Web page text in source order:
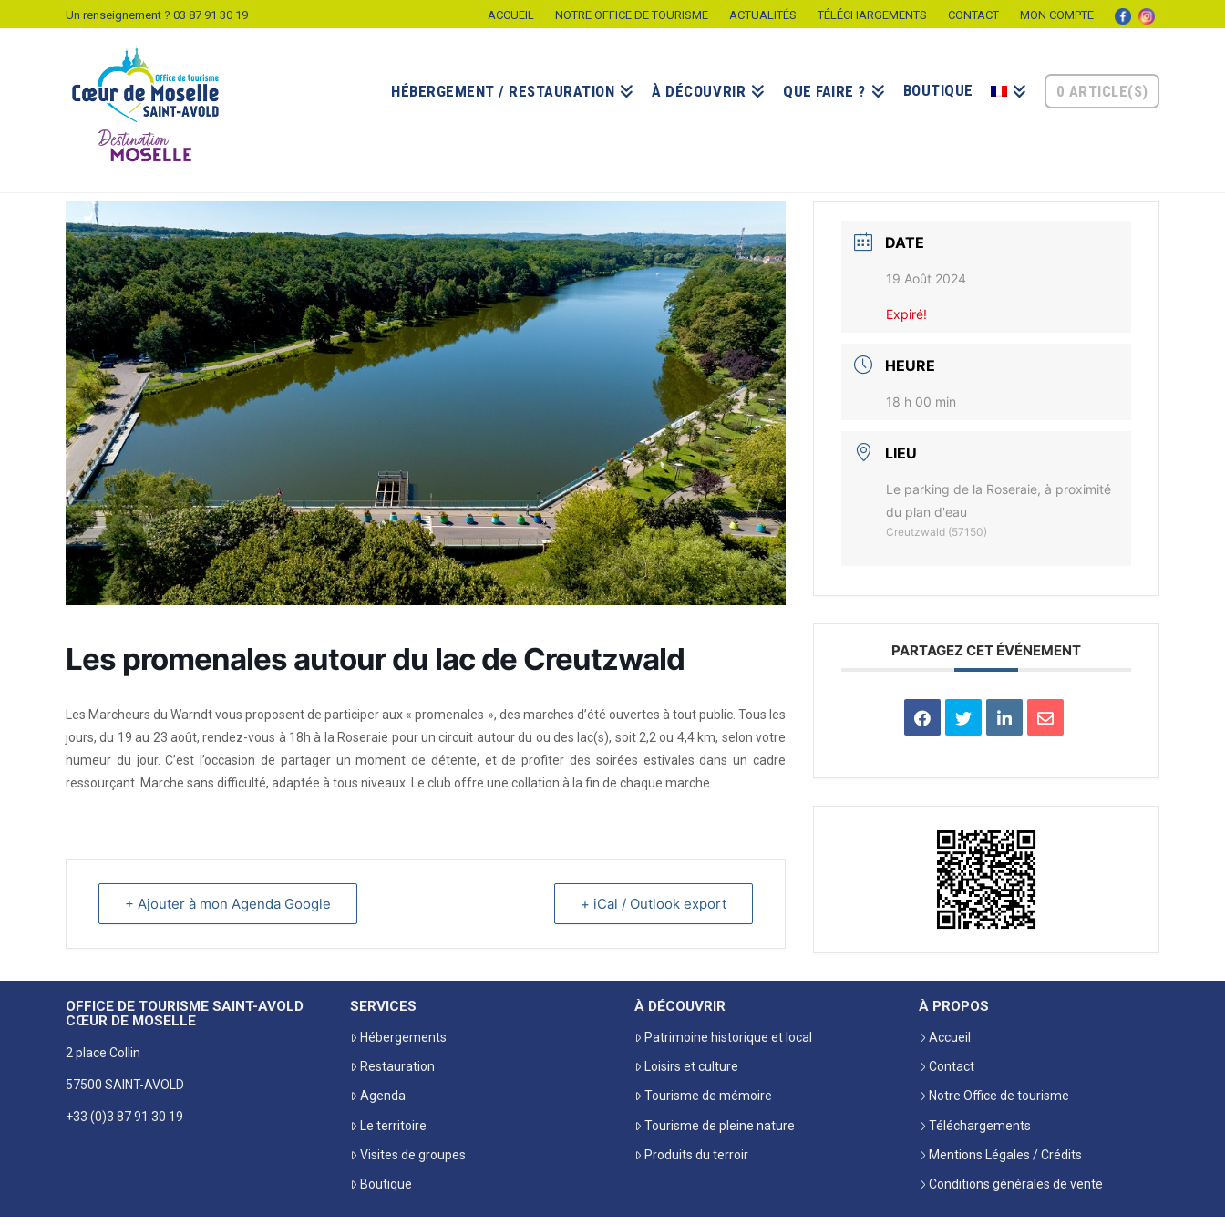
Un renseignement ? 03 87 91 30 19 ACCUEIL NOTRE OFFICE DE TOURISME ACTUALITÉS TÉLÉCHARGEMENTS CONTACT MON COMPTE
HÉBERGEMENT / RESTAURATION À DÉCOUVRIR QUE FAIRE ? BOUTIQUE 0 ARTICLE(S)
Les promenales autour du lac de Creutzwald
Les Marcheurs du Warndt vous proposent de participer aux « promenales », des marches d’été ouvertes à tout public. Tous les
jours, du 19 au 23 août, rendez-vous à 18h à la Roseraie pour un circuit autour du ou des lac(s), soit 2,2 ou 4,4 km, selon votre
humeur du jour. C’est l’occasion de partager un moment de détente, et de profiter des soirées estivales dans un cadre
ressourçant. Marche sans difficulté, adaptée à tous niveaux. Le club offre une collation à la fin de chaque marche.
+ Ajouter à mon Agenda Google + iCal / Outlook export
DATE
19 Août 2024
Expiré!
HEURE
18 h 00 min
LIEU
Le parking de la Roseraie, à proximité
du plan d'eau
Creutzwald (57150)
PARTAGEZ CET ÉVÉNEMENT
OFFICE DE TOURISME SAINT-AVOLD
CŒUR DE MOSELLE
2 place Collin
57500 SAINT-AVOLD
+33 (0)3 87 91 30 19
SERVICES
Hébergements
Restauration
Agenda
Le territoire
Visites de groupes
Boutique
À DÉCOUVRIR
Patrimoine historique et local
Loisirs et culture
Tourisme de mémoire
Tourisme de pleine nature
Produits du terroir
À PROPOS
Accueil
Contact
Notre Office de tourisme
Téléchargements
Mentions Légales / Crédits
Conditions générales de vente